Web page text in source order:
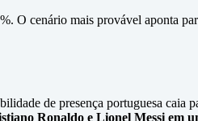
O cenário mais provável aponta
de presença portuguesa
Ronaldo e Lionel Messi em